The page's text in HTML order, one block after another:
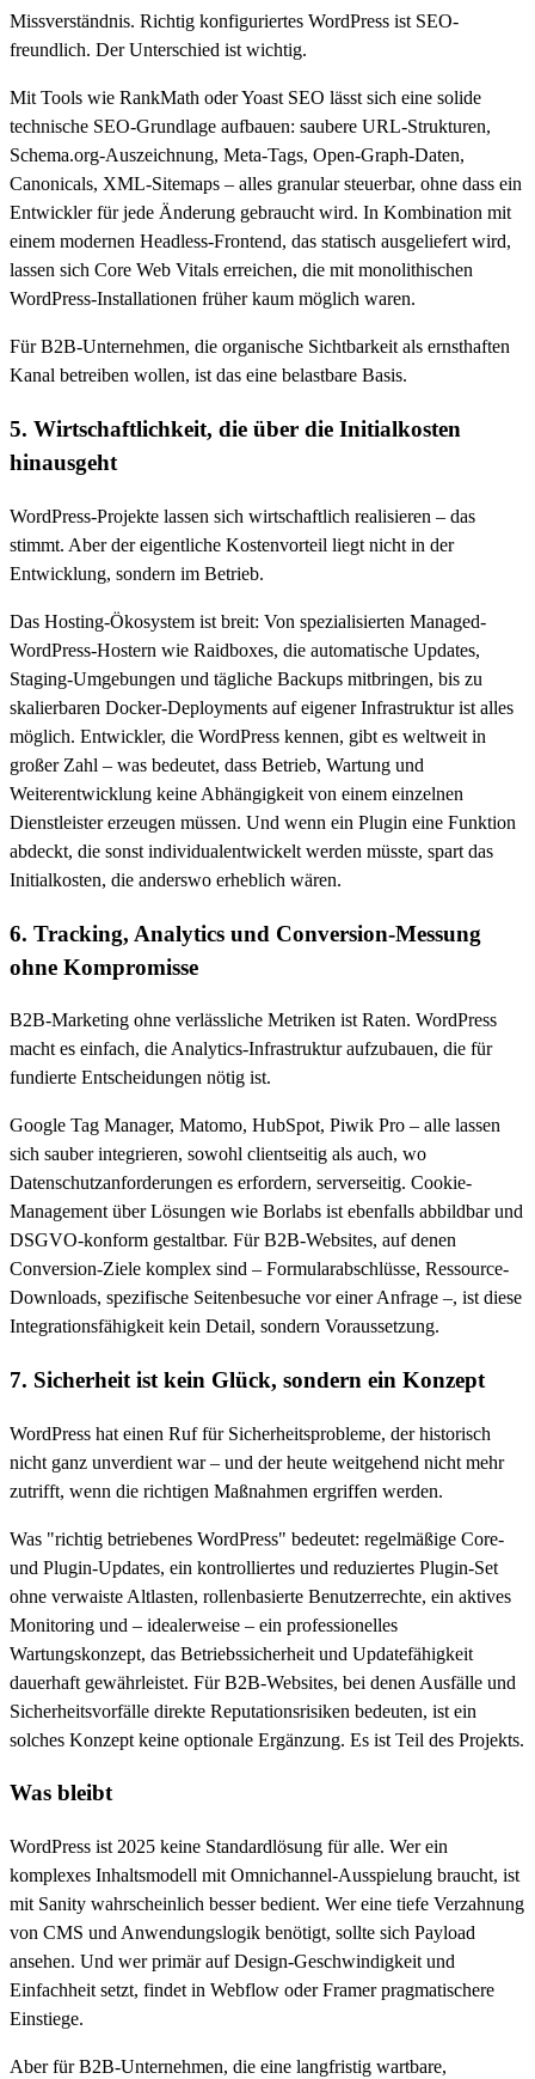
Missverständnis. Richtig konfiguriertes WordPress ist SEO-
freundlich. Der Unterschied ist wichtig.
Mit Tools wie RankMath oder Yoast SEO lässt sich eine solide
technische SEO-Grundlage aufbauen: saubere URL-Strukturen,
Schema.org-Auszeichnung, Meta-Tags, Open-Graph-Daten,
Canonicals, XML-Sitemaps – alles granular steuerbar, ohne dass ein
Entwickler für jede Änderung gebraucht wird. In Kombination mit
einem modernen Headless-Frontend, das statisch ausgeliefert wird,
lassen sich Core Web Vitals erreichen, die mit monolithischen
WordPress-Installationen früher kaum möglich waren.
Für B2B-Unternehmen, die organische Sichtbarkeit als ernsthaften
Kanal betreiben wollen, ist das eine belastbare Basis.
5. Wirtschaftlichkeit, die über die Initialkosten
hinausgeht
WordPress-Projekte lassen sich wirtschaftlich realisieren – das
stimmt. Aber der eigentliche Kostenvorteil liegt nicht in der
Entwicklung, sondern im Betrieb.
Das Hosting-Ökosystem ist breit: Von spezialisierten Managed-
WordPress-Hostern wie Raidboxes, die automatische Updates,
Staging-Umgebungen und tägliche Backups mitbringen, bis zu
skalierbaren Docker-Deployments auf eigener Infrastruktur ist alles
möglich. Entwickler, die WordPress kennen, gibt es weltweit in
großer Zahl – was bedeutet, dass Betrieb, Wartung und
Weiterentwicklung keine Abhängigkeit von einem einzelnen
Dienstleister erzeugen müssen. Und wenn ein Plugin eine Funktion
abdeckt, die sonst individualentwickelt werden müsste, spart das
Initialkosten, die anderswo erheblich wären.
6. Tracking, Analytics und Conversion-Messung
ohne Kompromisse
B2B-Marketing ohne verlässliche Metriken ist Raten. WordPress
macht es einfach, die Analytics-Infrastruktur aufzubauen, die für
fundierte Entscheidungen nötig ist.
Google Tag Manager, Matomo, HubSpot, Piwik Pro – alle lassen
sich sauber integrieren, sowohl clientseitig als auch, wo
Datenschutzanforderungen es erfordern, serverseitig. Cookie-
Management über Lösungen wie Borlabs ist ebenfalls abbildbar und
DSGVO-konform gestaltbar. Für B2B-Websites, auf denen
Conversion-Ziele komplex sind – Formularabschlüsse, Ressource-
Downloads, spezifische Seitenbesuche vor einer Anfrage –, ist diese
Integrationsfähigkeit kein Detail, sondern Voraussetzung.
7. Sicherheit ist kein Glück, sondern ein Konzept
WordPress hat einen Ruf für Sicherheitsprobleme, der historisch
nicht ganz unverdient war – und der heute weitgehend nicht mehr
zutrifft, wenn die richtigen Maßnahmen ergriffen werden.
Was "richtig betriebenes WordPress" bedeutet: regelmäßige Core-
und Plugin-Updates, ein kontrolliertes und reduziertes Plugin-Set
ohne verwaiste Altlasten, rollenbasierte Benutzerrechte, ein aktives
Monitoring und – idealerweise – ein professionelles
Wartungskonzept, das Betriebssicherheit und Updatefähigkeit
dauerhaft gewährleistet. Für B2B-Websites, bei denen Ausfälle und
Sicherheitsvorfälle direkte Reputationsrisiken bedeuten, ist ein
solches Konzept keine optionale Ergänzung. Es ist Teil des Projekts.
Was bleibt
WordPress ist 2025 keine Standardlösung für alle. Wer ein
komplexes Inhaltsmodell mit Omnichannel-Ausspielung braucht, ist
mit Sanity wahrscheinlich besser bedient. Wer eine tiefe Verzahnung
von CMS und Anwendungslogik benötigt, sollte sich Payload
ansehen. Und wer primär auf Design-Geschwindigkeit und
Einfachheit setzt, findet in Webflow oder Framer pragmatischere
Einstiege.
Aber für B2B-Unternehmen, die eine langfristig wartbare,